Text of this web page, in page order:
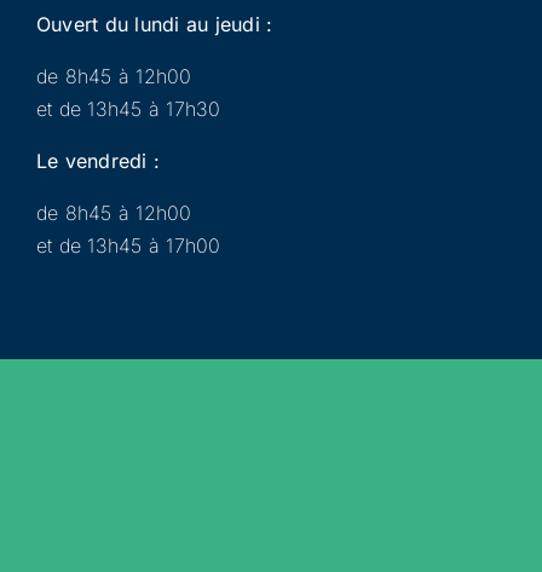
Ouvert du lundi au jeudi :
de 8h45 à 12h00
et de 13h45 à 17h30
Le vendredi :
de 8h45 à 12h00
et de 13h45 à 17h00